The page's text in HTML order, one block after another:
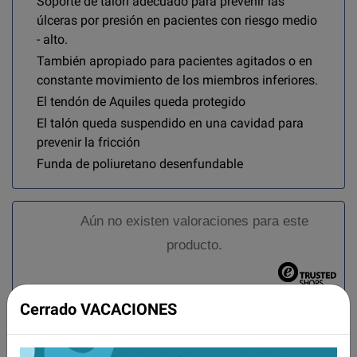
úlceras por presión en pacientes con riesgo medio
- alto.
También apropiado para pacientes agitados o en
constante movimiento de los miembros inferiores.
El tendón de Aquiles queda protegido
El talón queda suspendido en una cavidad para
prevenir la fricción
Funda de poliuretano desenfundable
Aún no existen valoraciones para este
producto.
Tambien te recomendamos
Cerrado VACACIONES